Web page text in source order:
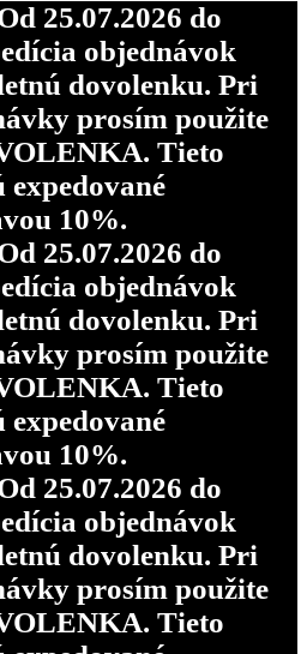
25.07.2026 do
objednávok
dovolenku. Pri
prosím použite
Tieto
10%.
25.07.2026 do
objednávok
dovolenku. Pri
prosím použite
Tieto
10%.
25.07.2026 do
objednávok
dovolenku. Pri
prosím použite
Tieto